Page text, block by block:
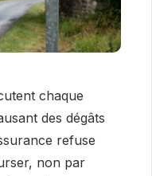
chaque
des dégâts
refuse
non par